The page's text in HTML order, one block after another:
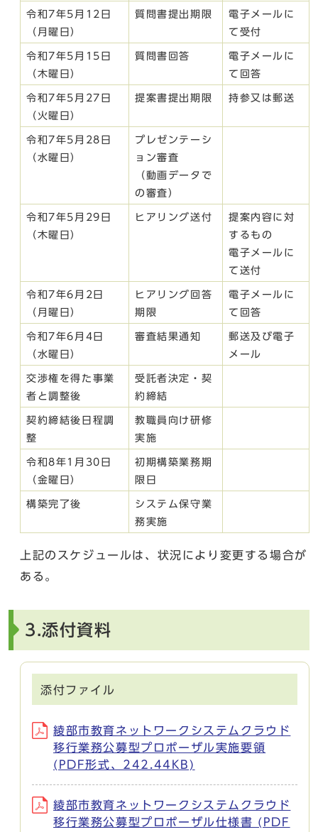
令和7年5月12日
（月曜日）
質問書提出期限
電子メールに
て受付
令和7年5月15日
（木曜日）
質問書回答
電子メールに
て回答
令和7年5月27日
（火曜日）
提案書提出期限 持参又は郵送
令和7年5月28日
（水曜日）
プレゼンテーシ
ョン審査
（動画データで
の審査）
令和7年5月29日
（木曜日）
ヒアリング送付
提案内容に対
するもの
電子メールに
て送付
令和7年6月2日
（月曜日）
ヒアリング回答
期限
電子メールに
て回答
令和7年6月4日
（水曜日）
審査結果通知
郵送及び電子
メール
交渉権を得た事業
者と調整後
受託者決定・契
約締結
契約締結後日程調
整
教職員向け研修
実施
令和8年1月30日
（金曜日）
初期構築業務期
限日
構築完了後
システム保守業
務実施
上記のスケジュールは、状況により変更する場合が
ある。
3.添付資料
添付ファイル
綾部市教育ネットワークシステムクラウド
移行業務公募型プロポーザル実施要領
(PDF形式、242.44KB)
綾部市教育ネットワークシステムクラウド
移行業務公募型プロポーザル仕様書 (PDF